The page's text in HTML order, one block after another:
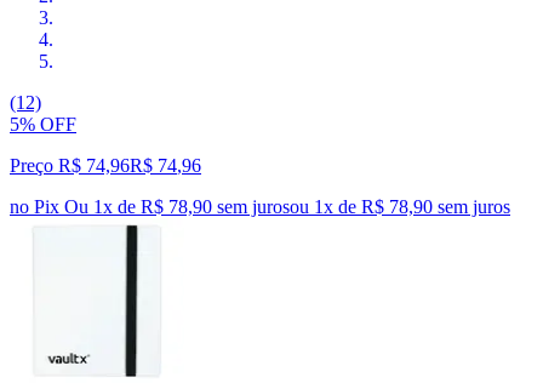
(12)
5% OFF
Preço R$ 74,96R$ 74,96
no Pix Ou 1x de R$ 78,90 sem jurosou 1x de R$ 78,90 sem juros